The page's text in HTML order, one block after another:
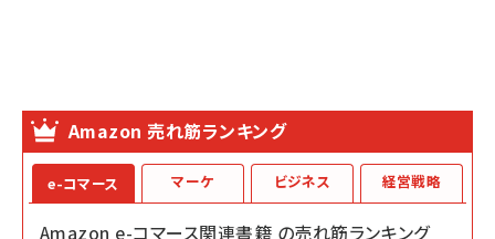
Amazon 売れ筋ランキング
e-コマース
Amazon e-コマース関連書籍 の売れ筋ランキング
マーケ ビジネス 経営戦略